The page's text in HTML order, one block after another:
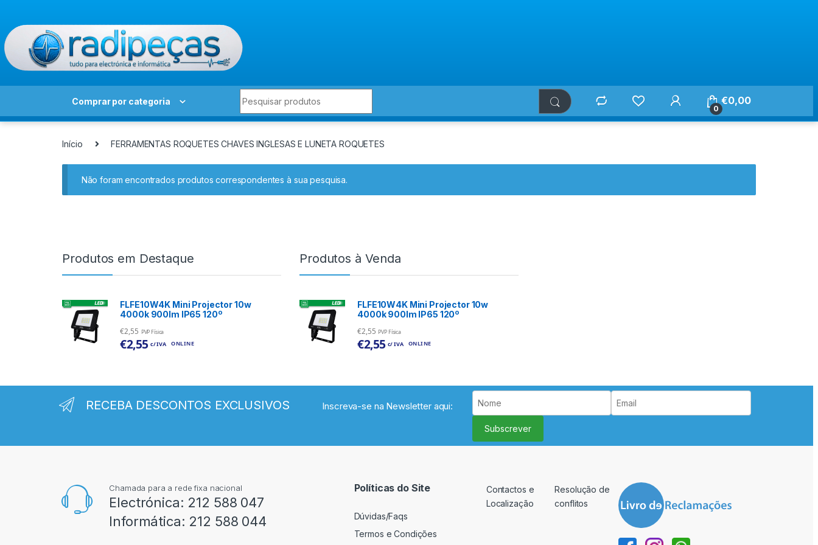
Comprar por categoria
0
€0,00
Início FERRAMENTAS ROQUETES CHAVES INGLESAS E LUNETA ROQUETES
Não foram encontrados produtos correspondentes à sua pesquisa.
Produtos em Destaque
FLFE10W4K Mini Projector 10w
4000k 900lm IP65 120º
€2,55 PVP Física
€2,55 c/ IVA ONLINE
Produtos à Venda
FLFE10W4K Mini Projector 10w
4000k 900lm IP65 120º
€2,55 PVP Física
€2,55 c/ IVA ONLINE
RECEBA DESCONTOS EXCLUSIVOS Inscreva-se na Newsletter aqui:
Subscrever
Chamada para a rede fixa nacional
Electrónica: 212 588 047
Informática: 212 588 044
Políticas do Site
Dúvidas/Faqs
Termos e Condições
Contactos e
Localização
Resolução de
conflitos